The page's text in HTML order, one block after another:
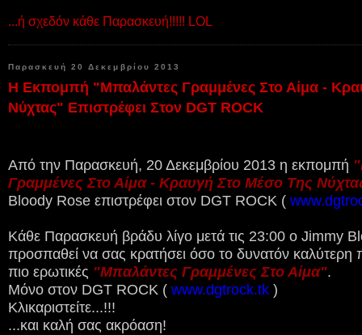
...ή σχεδόν κάθε Παρασκευή!!!!! LOL
Παρασκευή 20 Δεκεμβρίου 2013
Η Εκπομπή "Μπαλάντες Γραμμένες Στο Αίμα -
Νύχτας" Επιστρέφει Στον DGT ROCK
Από την Παρασκευή, 20 Δεκεμβρίου 2013 η εκπομπή
Γραμμένες Στο Αίμα - Κραυγή Στο Μέσο Της
Bloody Rose επιστρέφει στον DGT ROCK (
Κάθε Παρασκευή βράδυ λίγο μετά τις 23:00 ο Jimmy
προσπαθεί να σας κρατήσει όσο το δυνατόν καλύτερη
πιο ερωτικές "Μπαλάντες Γραμμένες Στο Αίμα".
Μόνο στον DGT ROCK ( www.dgtrock.tk )
Κλικαριστείτε...!!!
...και καλή σας ακρόαση!